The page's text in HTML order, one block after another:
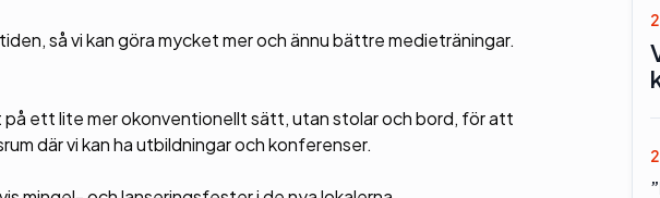
så vi kan göra mycket mer och ännu bättre medieträningar.
på ett lite mer okonventionellt sätt, utan stolar och bord, för att
där vi kan ha utbildningar och konferenser.